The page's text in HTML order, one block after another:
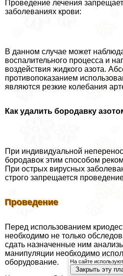
Проведение лечения
заболеваниях крови:
В данном случае может
воспалительного процесса и
воздействия жидкого азота.
противопоказанием
являются резкие колебания
Как удалить бородавку
При индивидуальной
бородавок этим способом
При острых вирусных
строго запрещается
Проведение
Перед использованием
необходимо не только
сдать назначенные ним
манипуляции необходимо
оборудование.
На сайте
Закрыть эту